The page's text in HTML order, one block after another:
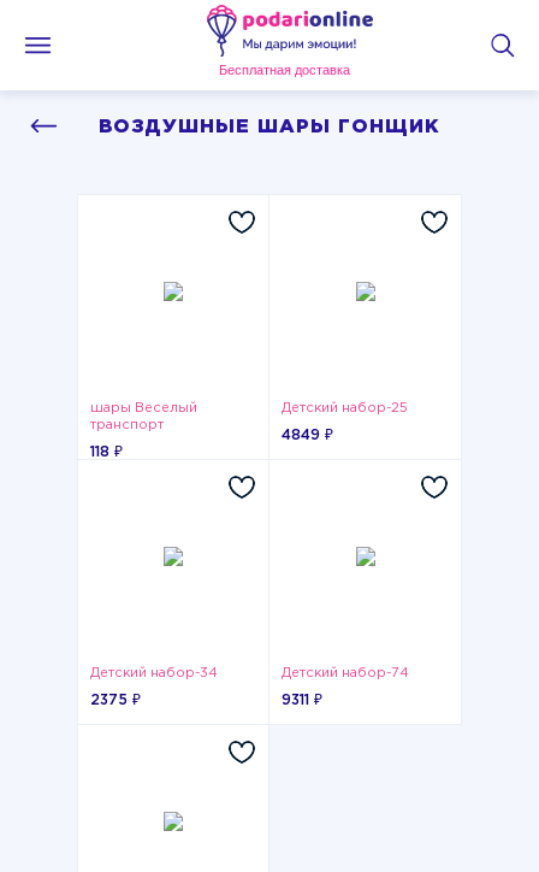
Бесплатная доставка
ВОЗДУШНЫЕ ШАРЫ ГОНЩИК
шары Веселый
транспорт
118 ₽
Детский набор-25
4849 ₽
Детский набор-34
2375 ₽
Детский набор-74
9311 ₽